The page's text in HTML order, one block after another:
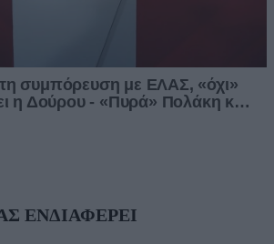
ΕΝΔΙΑΦΕΡΕΙ